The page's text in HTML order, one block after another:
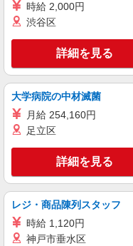
時給 2,000円
渋谷区
詳細を見る
大学病院の中材滅菌
月給 254,160円
足立区
詳細を見る
レジ・商品陳列スタッフ
時給 1,120円
神戸市垂水区